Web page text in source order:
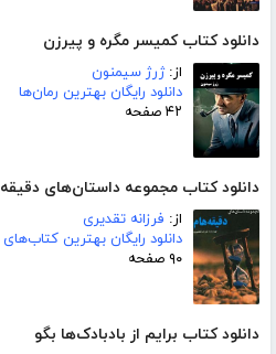
دانلود کتاب کمیسر مگره و پیرزن
از:ژرژ سیمنون
دانلود رایگان بهترین رمان‌ها
۴۲ صفحه
دانلود کتاب مجموعه داستان‌های
از: فرزانه تقدیری
دانلود رایگان بهترین
۹۰ صفحه
دانلود کتاب برایم از بادبادک‌ها بگو